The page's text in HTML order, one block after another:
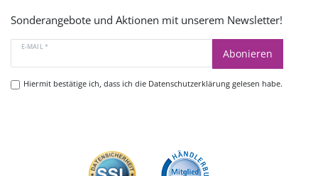
Sonderangebote und Aktionen mit unserem Newsletter!
E-MAIL *
Abonieren
Hiermit bestätige ich, dass ich die Datenschutzerklärunggelesen habe.